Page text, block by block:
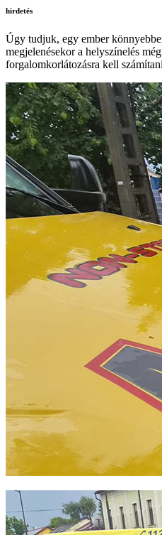
hirdetés
Úgy tudjuk, egy ember
megjelenésekor a helyszínelés
forgalomkorlátozásra kell